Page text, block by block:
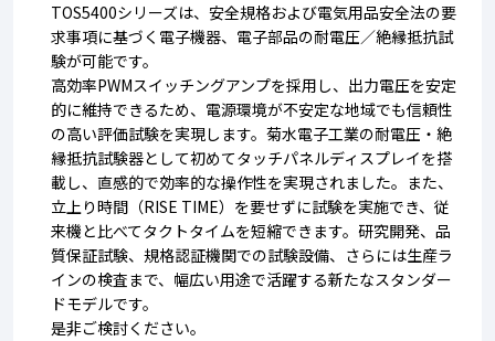
TOS5400シリーズは、安全規格および電気用品安全法の要
求事項に基づく電子機器、電子部品の耐電圧／絶縁抵抗試
験が可能です。
高効率PWMスイッチングアンプを採用し、出力電圧を安定
的に維持できるため、電源環境が不安定な地域でも信頼性
の高い評価試験を実現します。 菊水電子工業の耐電圧・絶
縁抵抗試験器として初めてタッチパネルディスプレイを搭
載し、直感的で効率的な操作性を実現されました。また、
立上り時間（RISE TIME）を要せずに試験を実施でき、従
来機と比べてタクトタイムを短縮できます。研究開発、品
質保証試験、規格認証機関での試験設備、さらには生産ラ
インの検査まで、幅広い用途で活躍する新たなスタンダー
ドモデルです。
是非ご検討ください。